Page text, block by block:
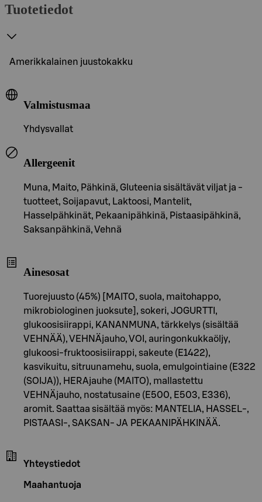
Tuotetiedot
Amerikkalainen juustokakku
Valmistusmaa
Yhdysvallat
Allergeenit
Muna, Maito, Pähkinä, Gluteenia sisältävät viljat ja -
tuotteet, Soijapavut, Laktoosi, Mantelit,
Hasselpähkinät, Pekaanipähkinä, Pistaasipähkinä,
Saksanpähkinä, Vehnä
Ainesosat
Tuorejuusto (45%) [MAITO, suola, maitohappo,
mikrobiologinen juoksute], sokeri, JOGURTTI,
glukoosisiirappi, KANANMUNA, tärkkelys (sisältää
VEHNÄÄ), VEHNÄjauho, VOI, auringonkukkaöljy,
glukoosi-fruktoosisiirappi, sakeute (E1422),
kasvikuitu, sitruunamehu, suola, emulgointiaine (E322
(SOIJA)), HERAjauhe (MAITO), mallastettu
VEHNÄjauho, nostatusaine (E500, E503, E336),
aromit. Saattaa sisältää myös: MANTELIA, HASSEL-,
PISTAASI-, SAKSAN- JA PEKAANIPÄHKINÄÄ.
Yhteystiedot
Maahantuoja